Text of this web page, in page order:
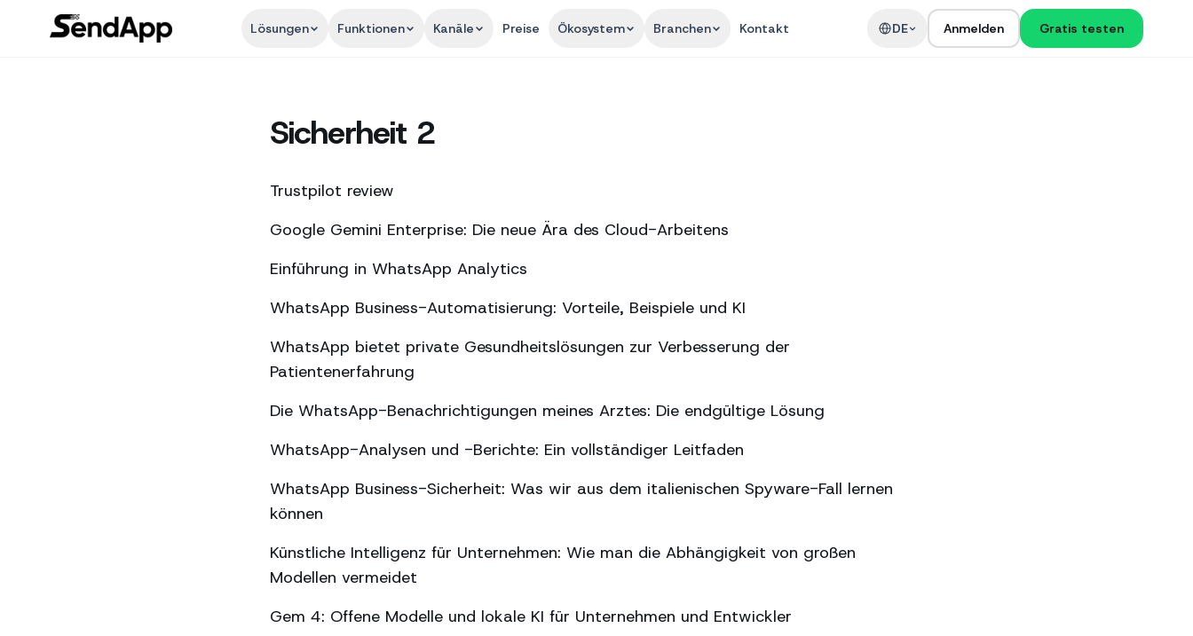
Lösungen Funktionen Kanäle Preise Ökosystem Branchen Kontakt DE Anmelden Gratis testen
Sicherheit 2
Trustpilot review
Google Gemini Enterprise: Die neue Ära des Cloud-Arbeitens
Einführung in WhatsApp Analytics
WhatsApp Business-Automatisierung: Vorteile, Beispiele und KI
WhatsApp bietet private Gesundheitslösungen zur Verbesserung der
Patientenerfahrung
Die WhatsApp-Benachrichtigungen meines Arztes: Die endgültige Lösung
WhatsApp-Analysen und -Berichte: Ein vollständiger Leitfaden
WhatsApp Business-Sicherheit: Was wir aus dem italienischen Spyware-Fall lernen
können
Künstliche Intelligenz für Unternehmen: Wie man die Abhängigkeit von großen
Modellen vermeidet
Gem 4: Offene Modelle und lokale KI für Unternehmen und Entwickler